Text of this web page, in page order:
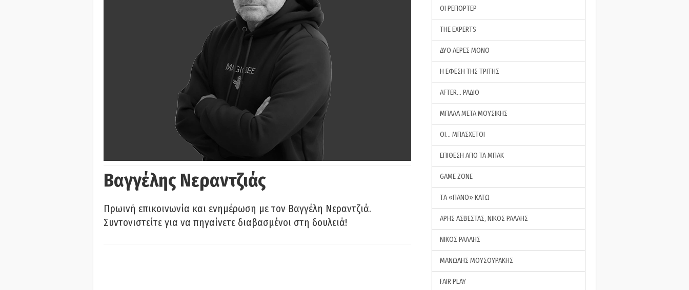
Βαγγέλης Νεραντζιάς
Πρωινή επικοινωνία και ενημέρωση με τον Βαγγέλη Νεραντζιά.
Συντονιστείτε για να πηγαίνετε διαβασμένοι στη δουλειά!
ΟΙ ΡΕΠΟΡΤΕΡ
THE EXPERTS
ΔΥΟ ΛΕΡΕΣ ΜΟΝΟ
Η ΕΦΕΣΗ ΤΗΣ ΤΡΙΤΗΣ
AFTER… ΡΑΔΙΟ
ΜΠΑΛΑ ΜΕΤΑ ΜΟΥΣΙΚΗΣ
ΟΙ… ΜΠΑΣΧΕΤΟΙ
ΕΠΙΘΕΣΗ ΑΠΟ ΤΑ ΜΠΑΚ
GAME ZONE
ΤA «ΠΑΝΟ» ΚΑΤΩ
ΑΡΗΣ ΑΣΒΕΣΤΑΣ, ΝΙΚΟΣ ΡΑΛΛΗΣ
ΝΙΚΟΣ ΡΑΛΛΗΣ
ΜΑΝΩΛΗΣ ΜΟΥΣΟΥΡΑΚΗΣ
FAIR PLAY